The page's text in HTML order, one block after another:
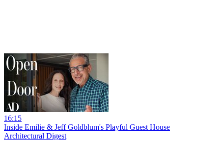
16:15
Inside Emilie & Jeff Goldblum's Playful Guest House
Architectural Digest